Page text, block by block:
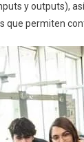
y outputs),
que permiten